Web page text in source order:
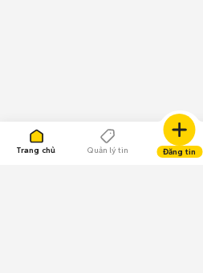
Trang chủ Quản lý tin Đăng tin